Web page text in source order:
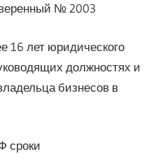
№ 2003
16 лет юридического
должностях и
бизнесов в
сроки